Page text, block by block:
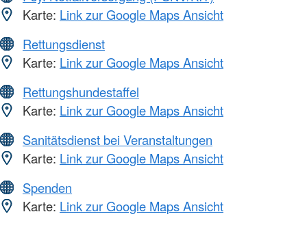
Karte: Link zur Google Maps Ansicht
Rettungsdienst
Karte: Link zur Google Maps Ansicht
Rettungshundestaffel
Karte: Link zur Google Maps Ansicht
Sanitätsdienst bei Veranstaltungen
Karte: Link zur Google Maps Ansicht
Spenden
Karte: Link zur Google Maps Ansicht